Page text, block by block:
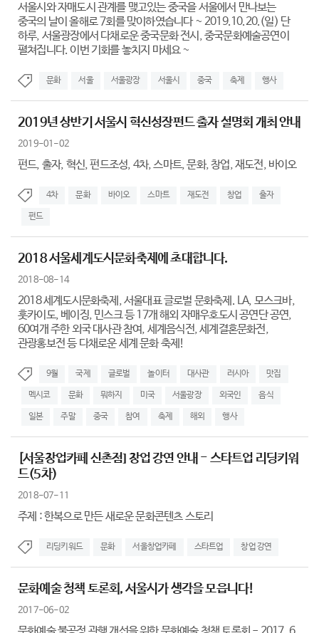
서울시와 자매도시 관계를 맺고있는 중국을 서울에서 만나보는
중국의 날이 올해로 7회를 맞이하였습니다 ~ 2019.10.20.(일) 단
하루, 서울광장에서 다채로운 중국문화 전시, 중국문화예술공연이
펼쳐집니다. 이번 기회를 놓치지 마세요 ~
문화 서울 서울광장 서울시 중국 축제 행사
2019년 상반기 서울시 혁신성장펀드 출자 설명회 개최 안내
2019-01-02
펀드, 출자, 혁신, 펀드조성, 4차, 스마트, 문화, 창업, 재도전, 바이오
4차 문화 바이오 스마트 재도전 창업 출자
펀드
2018 서울세계도시문화축제에 초대합니다.
2018-08-14
2018 세계도시문화축제, 서울대표 글로벌 문화축제. LA, 모스크바,
훗카이도, 베이징, 민스크 등 17개 해외 자매우호도시 공연단 공연,
60여개 주한 외국 대사관 참여, 세계음식전, 세계결혼문화전,
관광홍보전 등 다채로운 세계 문화 축제!
9월 국제 글로벌 놀이터 대사관 러시아 맛집
멕시코 문화 뭐하지 미국 서울광장 외국인 음식
일본 주말 중국 참여 축제 해외 행사
[서울창업카페 신촌점] 창업 강연 안내 - 스타트업 리딩키워
드(5차)
2018-07-11
주제 : 한복으로 만든 새로운 문화콘텐츠 스토리
리딩키워드 문화 서울창업카페 스타트업 창업 강연
문화예술 청책 토론회, 서울시가 생각을 모읍니다!
2017-06-02